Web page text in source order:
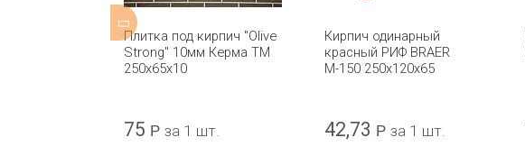
Плитка под кирпич "Olive
Strong" 10мм Керма ТМ
250х65х10
75 Р за 1 шт.
Кирпич одинарный
красный РИФ BRAER
М-150 250x120x65
42,73 Р за 1 шт.